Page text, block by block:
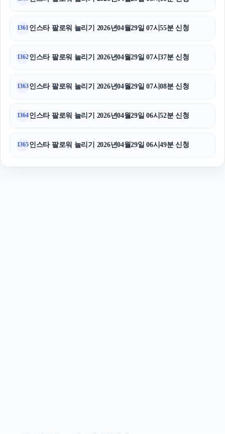
1361인스타 팔로워 늘리기 2026년04월29일 07시55분 신청
1362인스타 팔로워 늘리기 2026년04월29일 07시37분 신청
1363인스타 팔로워 늘리기 2026년04월29일 07시08분 신청
1364인스타 팔로워 늘리기 2026년04월29일 06시52분 신청
1365인스타 팔로워 늘리기 2026년04월29일 06시49분 신청